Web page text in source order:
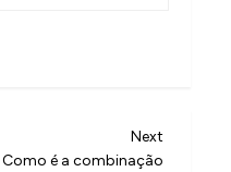
Next
Post
Next
Como é a combinação